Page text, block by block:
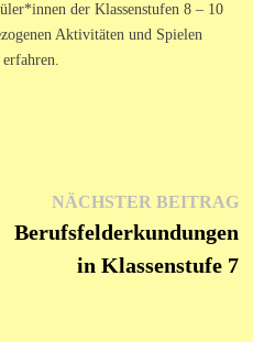
der Klassenstufen 8 – 10
Aktivitäten und Spielen
NÄCHSTER BEITRAG
Berufsfelderkundungen
in Klassenstufe 7